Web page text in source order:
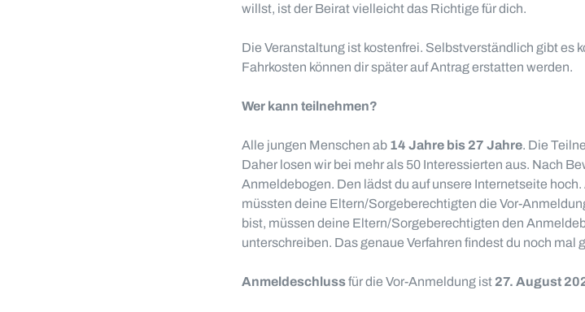
willst, ist der Beirat vielleicht das Richtige für dich.
Die Veranstaltung ist kostenfrei. Selbstverständlich gibt es
Fahrkosten können dir später auf Antrag erstatten werden.
Wer kann teilnehmen?
Alle jungen Menschen ab 14 Jahre bis 27 Jahre. Die
Daher losen wir bei mehr als 50 Interessierten aus. Nach
Anmeldebogen. Den lädst du auf unsere Internetseite hoch.
müssten deine Eltern/Sorgeberechtigten die Vor-
bist, müssen deine Eltern/Sorgeberechtigten den
unterschreiben. Das genaue Verfahren findest du noch mal
Anmeldeschlussfür die Vor-Anmeldung ist 27. August